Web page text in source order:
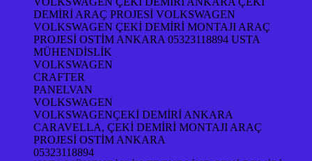
DEMİRİ ARAÇ PROJESİ VOLKSWAGEN
VOLKSWAGEN ÇEKİ DEMİRİ MONTAJI ARAÇ
PROJESİ OSTİM ANKARA 05323118894 USTA
MÜHENDİSLİK
VOLKSWAGEN
CRAFTER
PANELVAN
VOLKSWAGEN
VOLKSWAGENÇEKİ DEMİRİ ANKARA
CARAVELLA, ÇEKİ DEMİRİ MONTAJI ARAÇ
PROJESİ OSTİM ANKARA
05323118894